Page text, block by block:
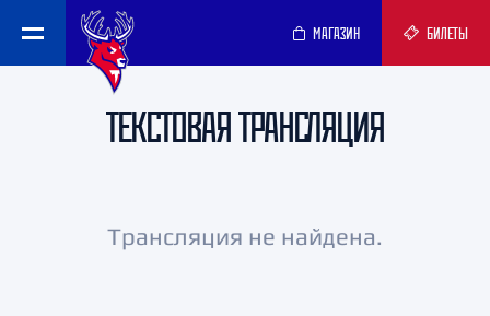
МАГАЗИН БИЛЕТЫ
ТЕКСТОВАЯ ТРАНСЛЯЦИЯ
Трансляция не найдена.